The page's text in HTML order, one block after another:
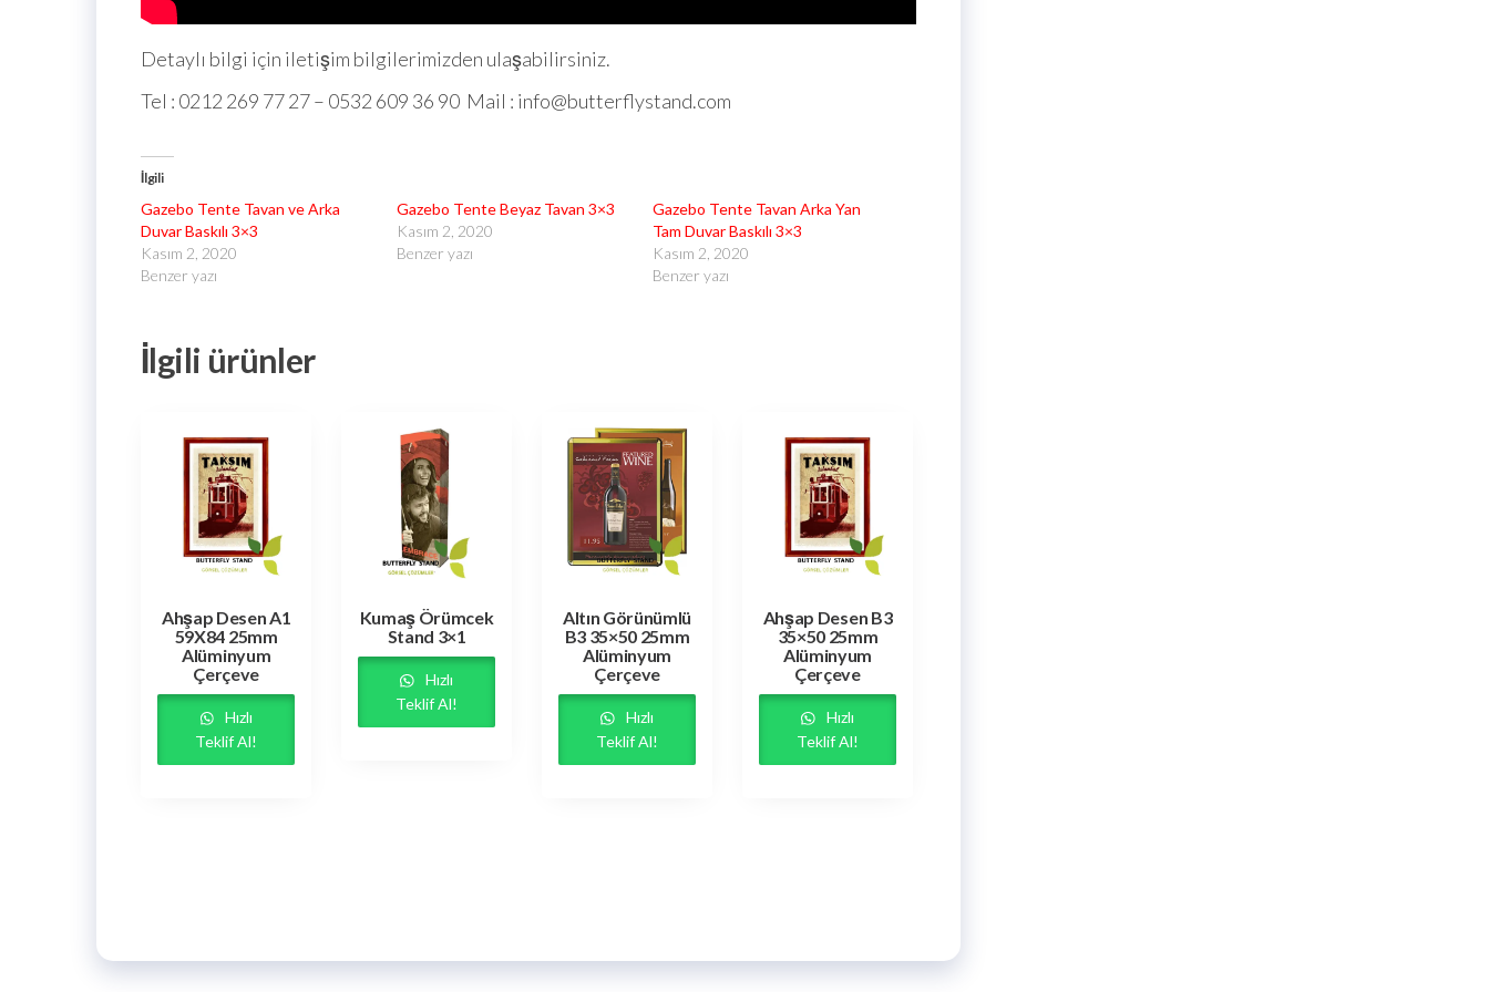
Detaylı bilgi için iletişim bilgilerimizden ulaşabilirsiniz.
Tel : 0212 269 77 27 – 0532 609 36 90 Mail : info@butterflystand.com
İlgili
Gazebo Tente Tavan ve Arka
Duvar Baskılı 3×3
Kasım 2, 2020
Benzer yazı
Gazebo Tente Beyaz Tavan 3×3
Kasım 2, 2020
Benzer yazı
Gazebo Tente Tavan Arka Yan
Tam Duvar Baskılı 3×3
Kasım 2, 2020
Benzer yazı
İlgili ürünler
Ahşap Desen A1
59X84 25mm
Alüminyum
Çerçeve
Hızlı
Teklif Al!
Kumaş Örümcek
Stand 3×1
Hızlı
Teklif Al!
Altın Görünümlü
B3 35×50 25mm
Alüminyum
Çerçeve
Hızlı
Teklif Al!
Ahşap Desen B3
35×50 25mm
Alüminyum
Çerçeve
Hızlı
Teklif Al!